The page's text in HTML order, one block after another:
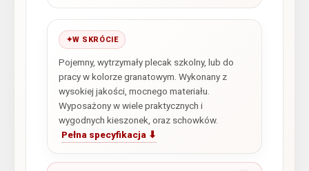
W SKRÓCIE
Pojemny, wytrzymały plecak szkolny, lub do
pracy w kolorze granatowym. Wykonany z
wysokiej jakości, mocnego materiału.
Wyposażony w wiele praktycznych i
wygodnych kieszonek, oraz schowków.
Pełna specyfikacja ⬇